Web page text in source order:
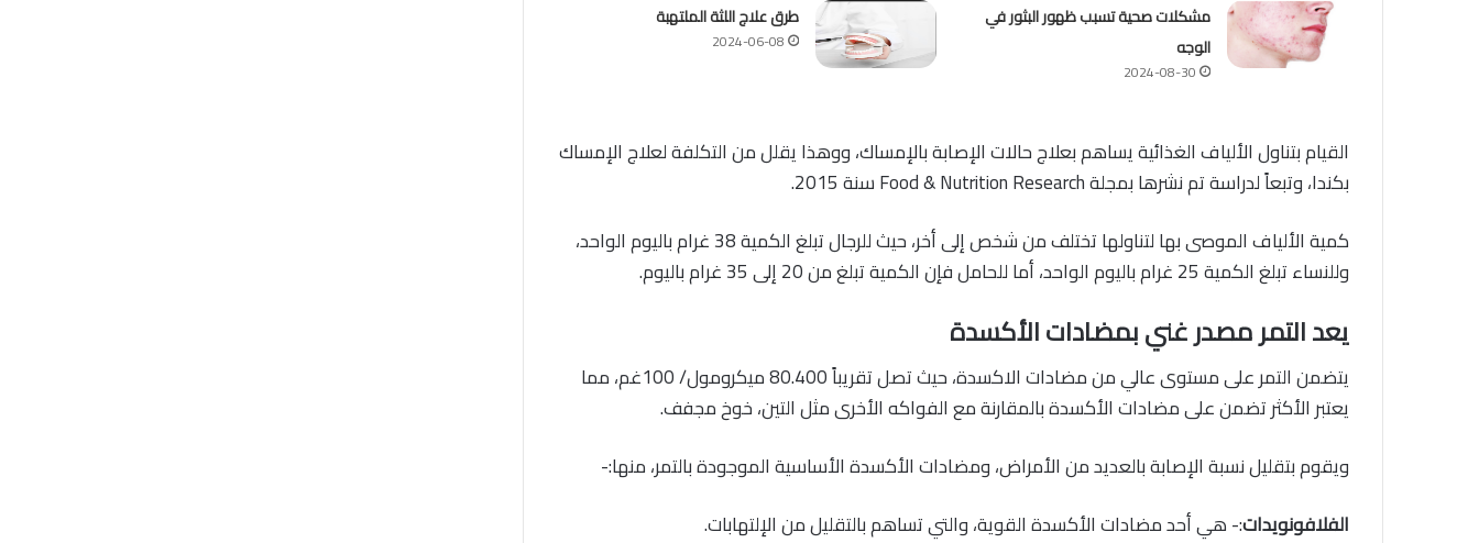
مشكلات صحية تسبب ظهور البثور في
الوجه
2024-08-30
طرق علاج اللثة الملتهبة
2024-06-08
القيام بتناول الألياف الغذائية يساهم بعلاج حالات الإصابة بالإمساك، ووهذا يقلل من التكلفة لعلاج الإمساك
بكندا، وتبعاً لدراسة تم نشرها بمجلة Food & Nutrition Research سنة 2015.
كمية الألياف الموصى بها لتناولها تختلف من شخص إلى أخر، حيث للرجال تبلغ الكمية 38 غرام باليوم الواحد،
وللنساء تبلغ الكمية 25 غرام باليوم الواحد، أما للحامل فإن الكمية تبلغ من 20 إلى 35 غرام باليوم.
يعد التمر مصدر غني بمضادات الأكسدة
يتضمن التمر على مستوى عالي من مضادات الاكسدة، حيث تصل تقريباً 80.400 ميكرومول/ 100غم، مما
يعتبر الأكثر تضمن على مضادات الأكسدة بالمقارنة مع الفواكه الأخرى مثل التين، خوخ مجفف.
ويقوم بتقليل نسبة الإصابة بالعديد من الأمراض، ومضادات الأكسدة الأساسية الموجودة بالتمر، منها:-
الفلافونويدات:- هي أحد مضادات الأكسدة القوية، والتي تساهم بالتقليل من الإلتهابات.